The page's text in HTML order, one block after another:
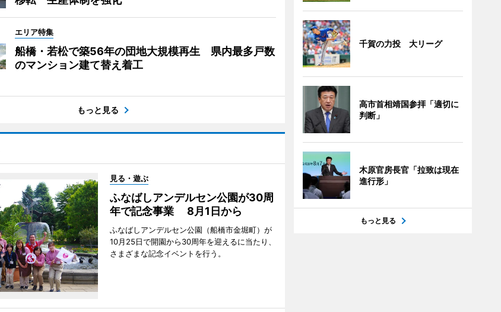
エリア特集
船橋・若松で築56年の団地大規模再生 県内最多戸数
のマンション建て替え着工
もっと見る
見る・遊ぶ
ふなばしアンデルセン公園が30周
年で記念事業 8月1日から
ふなばしアンデルセン公園（船橋市金堀町）が
10月25日で開園から30周年を迎えるに当たり、
さまざまな記念イベントを行う。
千賀の力投 大リーグ
高市首相靖国参拝「適切に
判断」
木原官房長官「拉致は現在
進行形」
もっと見る